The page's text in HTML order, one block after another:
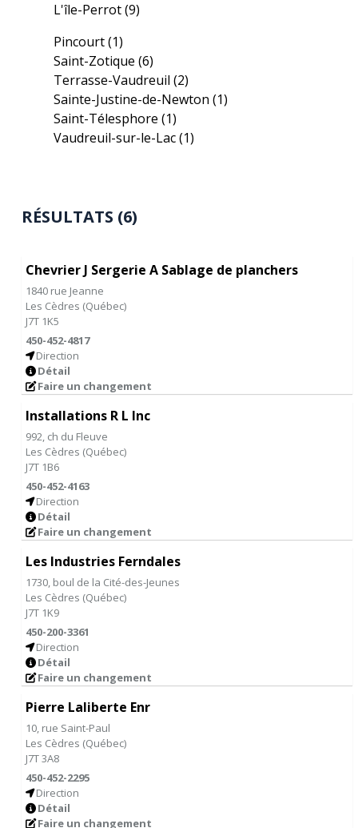
L'île-Perrot(9)
Pincourt(1)
Saint-Zotique(6)
Terrasse-Vaudreuil(2)
Sainte-Justine-de-Newton(1)
Saint-Télesphore(1)
Vaudreuil-sur-le-Lac(1)
RÉSULTATS (6)
Chevrier J Sergerie A Sablage de planchers
1840 rue Jeanne
Les Cèdres (Québec)
J7T 1K5
450-452-4817
Direction
Détail
Faire un changement
Installations R L Inc
992, ch du Fleuve
Les Cèdres (Québec)
J7T 1B6
450-452-4163
Direction
Détail
Faire un changement
Les Industries Ferndales
1730, boul de la Cité-des-Jeunes
Les Cèdres (Québec)
J7T 1K9
450-200-3361
Direction
Détail
Faire un changement
Pierre Laliberte Enr
10, rue Saint-Paul
Les Cèdres (Québec)
J7T 3A8
450-452-2295
Direction
Détail
Faire un changement